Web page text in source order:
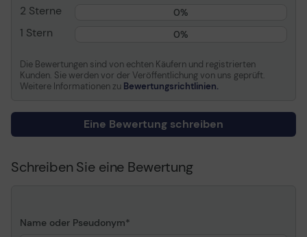
Allgemein
Transporttiefe
14 cm
Transporthöhe
1.6 cm
Transportgewicht
12.1 kg
Media
Medientyp
Glänzendes Fotopapier
Drucktechnologie
2 Sterne 0%
1 Stern 0%
Die Bewertungen sind von echten Käufern und registrierten
Kunden. Sie werden vor der Veröffentlichung von uns geprüft.
Weitere Informationen zu Bewertungsrichtlinien.
Eine Bewertung schreiben
Schreiben Sie eine Bewertung
Name oder Pseudonym